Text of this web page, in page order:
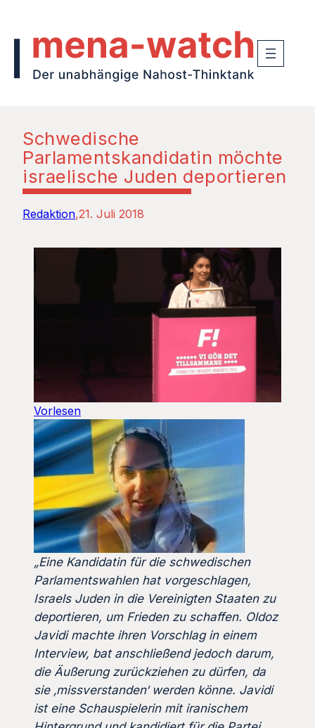
Schwedische
Parlamentskandidatin möchte
israelische Juden deportieren
Redaktion 21. Juli 2018
Vorlesen
„Eine Kandidatin für die schwedischen
Parlamentswahlen hat vorgeschlagen,
Israels Juden in die Vereinigten Staaten zu
deportieren, um Frieden zu schaffen. Oldoz
Javidi machte ihren Vorschlag in einem
Interview, bat anschließend jedoch darum,
die Äußerung zurückziehen zu dürfen, da
sie ‚missverstanden‘ werden könne. Javidi
ist eine Schauspielerin mit iranischem